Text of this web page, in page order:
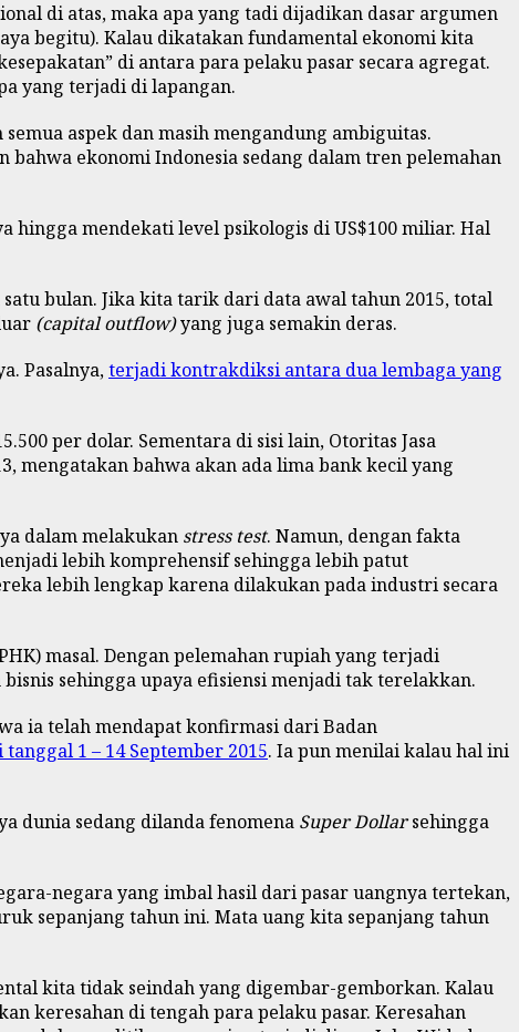
di atas, maka apa yang tadi dijadikan dasar argumen
begitu). Kalau dikatakan fundamental ekonomi kita
di antara para pelaku pasar secara agregat.
yang terjadi di lapangan.
aspek dan masih mengandung ambiguitas.
ekonomi Indonesia sedang dalam tren pelemahan
hingga mendekati level psikologis di US$100 miliar. Hal
satu bulan. Jika kita tarik dari data awal tahun 2015, total
(capital outflow)yang juga semakin deras.
Pasalnya,terjadi kontrakdiksi antara dua lembaga yang
per dolar. Sementara di sisi lain, Otoritas Jasa
mengatakan bahwa akan ada lima bank kecil yang
dalam melakukan stress test. Namun, dengan fakta
lebih komprehensif sehingga lebih patut
lebih lengkap karena dilakukan pada industri secara
masal. Dengan pelemahan rupiah yang terjadi
sehingga upaya efisiensi menjadi tak terelakkan.
ia telah mendapat konfirmasi dari Badan
1 – 14 September 2015. Ia pun menilai kalau hal ini
dunia sedang dilanda fenomena Super Dollarsehingga
negara yang imbal hasil dari pasar uangnya tertekan,
sepanjang tahun ini. Mata uang kita sepanjang tahun
kita tidak seindah yang digembar-gemborkan. Kalau
keresahan di tengah para pelaku pasar. Keresahan